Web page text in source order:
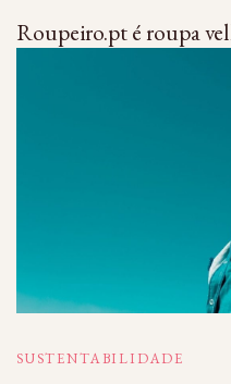
Roupeiro.pt é roupa
SUSTENTABILIDADE